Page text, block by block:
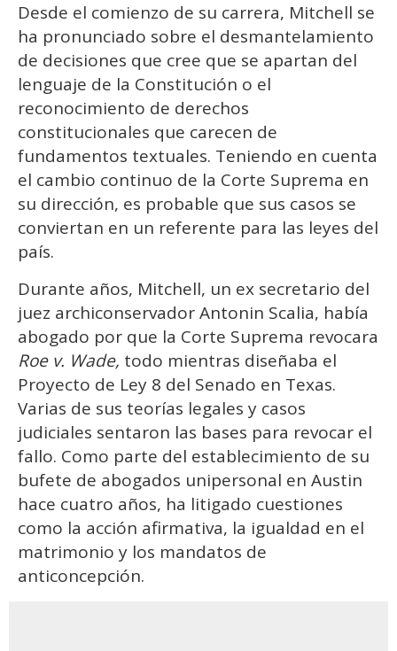
Desde el comienzo de su carrera, Mitchell se
ha pronunciado sobre el desmantelamiento
de decisiones que cree que se apartan del
lenguaje de la Constitución o el
reconocimiento de derechos
constitucionales que carecen de
fundamentos textuales. Teniendo en cuenta
el cambio continuo de la Corte Suprema en
su dirección, es probable que sus casos se
conviertan en un referente para las leyes del
país.
Durante años, Mitchell, un ex secretario del
juez archiconservador Antonin Scalia, había
abogado por que la Corte Suprema revocara
Roe v. Wade, todo mientras diseñaba el
Proyecto de Ley 8 del Senado en Texas.
Varias de sus teorías legales y casos
judiciales sentaron las bases para revocar el
fallo. Como parte del establecimiento de su
bufete de abogados unipersonal en Austin
hace cuatro años, ha litigado cuestiones
como la acción afirmativa, la igualdad en el
matrimonio y los mandatos de
anticoncepción.